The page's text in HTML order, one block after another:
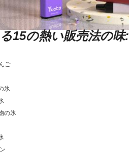
15の熱い販売法の味:
ご
氷
の氷